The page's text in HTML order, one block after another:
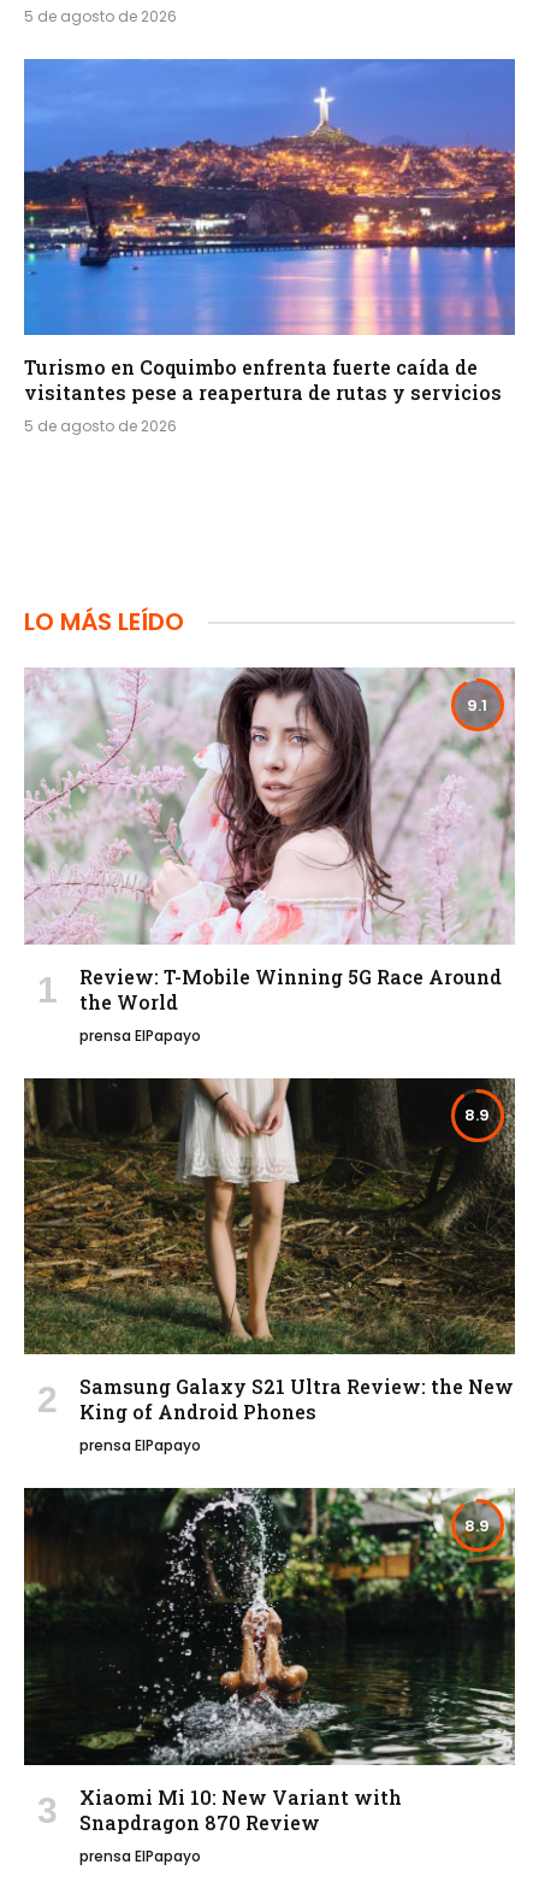
5 de agosto de 2026
Turismo en Coquimbo enfrenta fuerte caída de
visitantes pese a reapertura de rutas y servicios
5 de agosto de 2026
LO MÁS LEÍDO
9.1
Review: T-Mobile Winning 5G Race Around
the World
prensa ElPapayo
8.9
Samsung Galaxy S21 Ultra Review: the New
King of Android Phones
prensa ElPapayo
8.9
Xiaomi Mi 10: New Variant with
Snapdragon 870 Review
prensa ElPapayo